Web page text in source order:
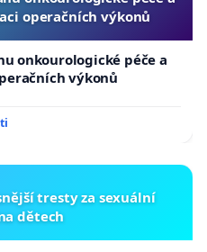
operačních výkonů
onkourologické péče a
výkonů
tresty za sexuální
dětech